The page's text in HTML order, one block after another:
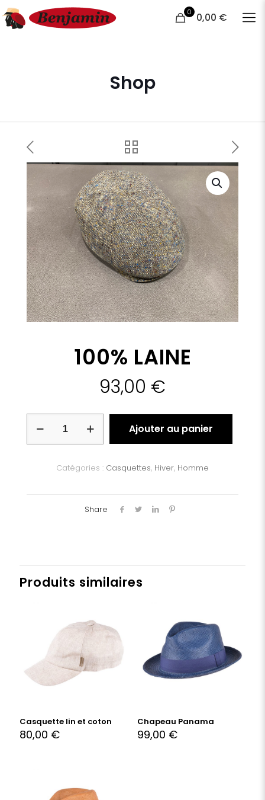
0 0,00 €
Shop
100% LAINE
93,00 €
Ajouter au panier
Catégories : Casquettes, Hiver, Homme
Share
Produits similaires
Casquette lin et coton
80,00 €
Chapeau Panama
99,00 €